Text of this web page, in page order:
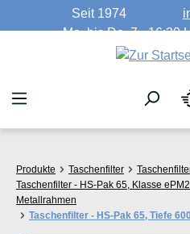
Zum Hauptinhalt springen
Seit 1974
Mo. bis Do. 7 - 16:30
Produkte Taschenfilter
Taschenfilter - HS-Pak 65, Klasse
Metallrahmen
Taschenfilter - HS-Pak 65, Tiefe